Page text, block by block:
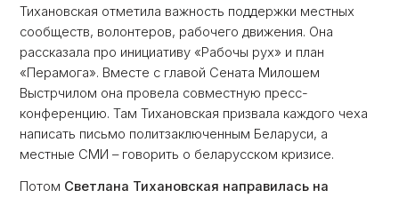
Тихановская отметила важность поддержки местных
сообществ, волонтеров, рабочего движения. Она
рассказала про инициативу «Рабочы рух» и план
«Перамога». Вместе с главой Сената Милошем
Выстрчилом она провела совместную пресс-
конференцию. Там Тихановская призвала каждого чеха
написать письмо политзаключенным Беларуси, а
местные СМИ – говорить о беларусском кризисе.
Потом Светлана Тихановская направилась на